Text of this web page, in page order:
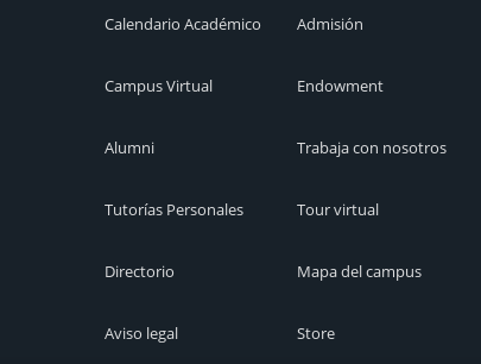
Calendario Académico
Campus Virtual
Alumni
Tutorías Personales
Directorio
Aviso legal
Admisión
Endowment
Trabaja con nosotros
Tour virtual
Mapa del campus
Store